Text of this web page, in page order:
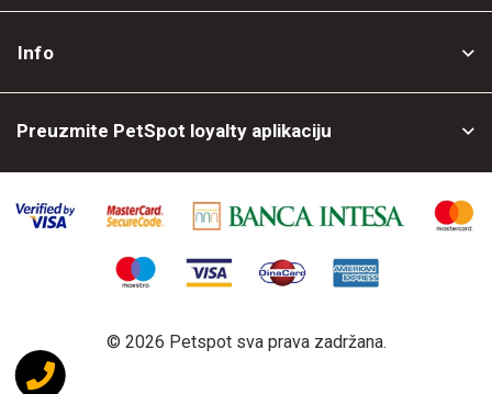
Info
Preuzmite PetSpot loyalty aplikaciju
© 2026 Petspot sva prava zadržana.